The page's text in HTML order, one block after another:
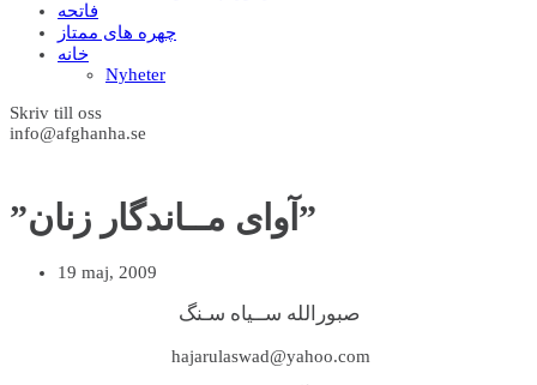
فاتحه
چهره های ممتاز
خانه
Nyheter
Skriv till oss
info@afghanha.se
”آوای مــاندگار زنان”
19 maj, 2009
صبورالله ســياه سـنگ
hajarulaswad@yahoo.com